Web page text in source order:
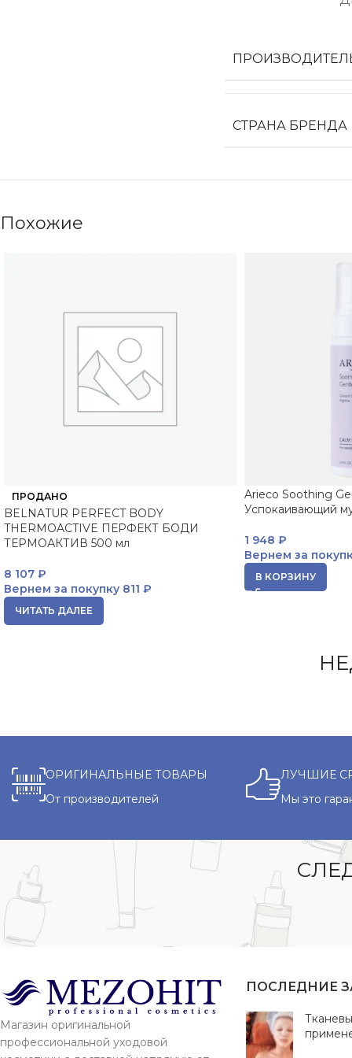
СТРАНА БРЕНДА
Похожие
ПРОДАНО
BELNATUR PERFECT BODY
THERMOACTIVE ПЕРФЕКТ БОДИ
ТЕРМОАКТИВ 500 мл
8 107 ₽
Вернем за покупку 811 ₽
ЧИТАТЬ ДАЛЕЕ
Arieco Soothing
Успокаивающий
1 948 ₽
Вернем за
В КОРЗИНУ
ОРИГИНАЛЬНЫЕ ТОВАРЫ
От производителей
ЛУЧШИЕ
Мы это
Магазин оригинальной
профессиональной уходовой
ПОСЛЕДНИЕ